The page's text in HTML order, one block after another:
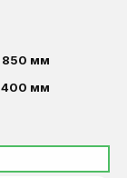
850 мм
400 мм